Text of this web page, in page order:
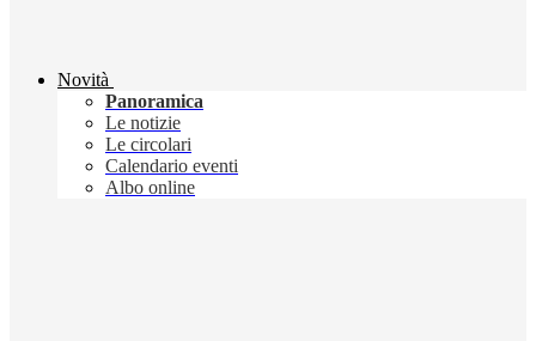
Novità
Panoramica
Le notizie
Le circolari
Calendario eventi
Albo online